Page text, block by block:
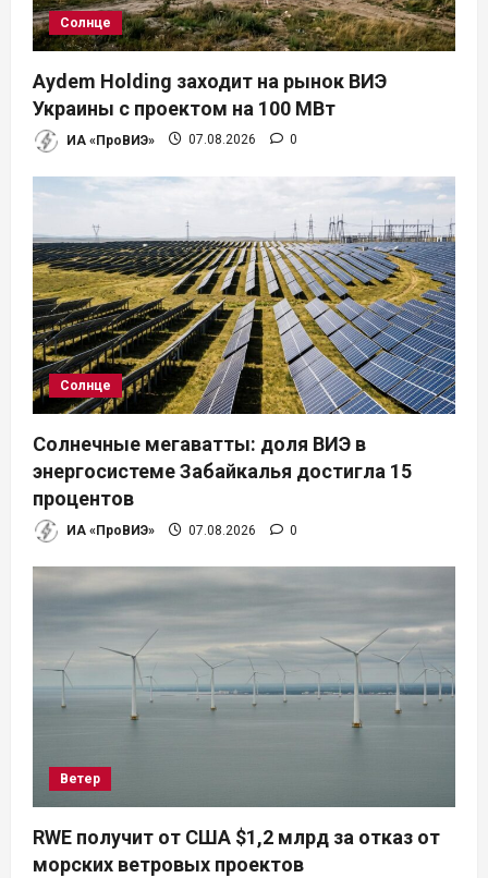
Солнце
Aydem Holding заходит на рынок ВИЭ
Украины с проектом на 100 МВт
ИА «ПроВИЭ» 07.08.2026 0
Солнце
Солнечные мегаватты: доля ВИЭ в
энергосистеме Забайкалья достигла 15
процентов
ИА «ПроВИЭ» 07.08.2026 0
Ветер
RWE получит от США $1,2 млрд за отказ от
морских ветровых проектов